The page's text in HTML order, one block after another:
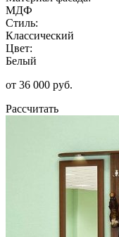
МДФ
Стиль:
Классический
Цвет:
Белый
от 36 000 руб.
Рассчитать